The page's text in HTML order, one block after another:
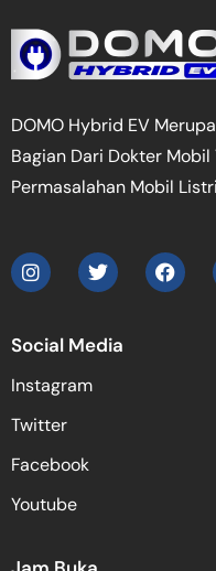
DOMO Hybrid EV
Bagian Dari Dokter
Permasalahan Mobil
Social Media
Instagram
Twitter
Facebook
Youtube